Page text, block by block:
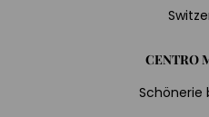
CENTRO
Schönerie